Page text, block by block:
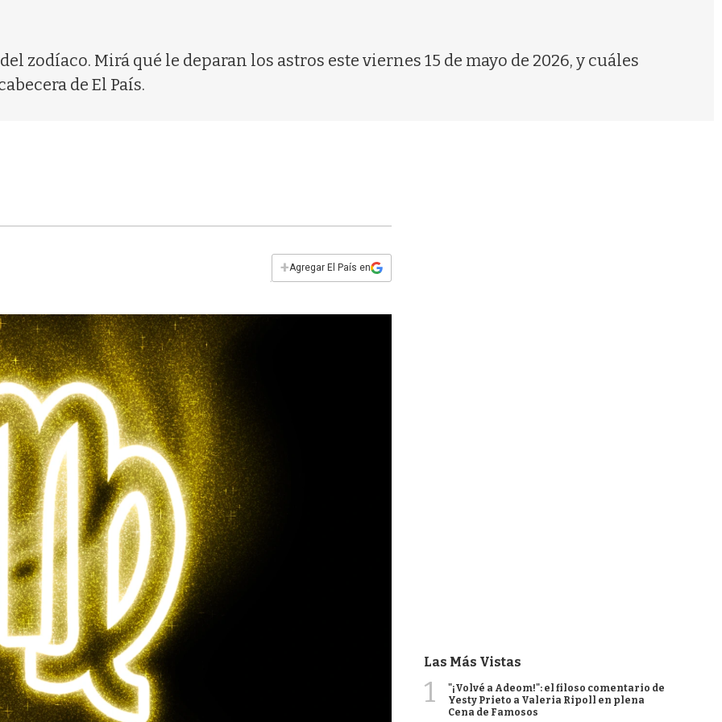
zodíaco. Mirá qué le deparan los astros este viernes 15 de mayo de 2026, y cuáles
de El País.
+Agregar El País en
Las Más Vistas
1
"¡Volvé a Adeom!": el filoso comentario de
Yesty Prieto a Valeria Ripoll en plena
Cena de Famosos